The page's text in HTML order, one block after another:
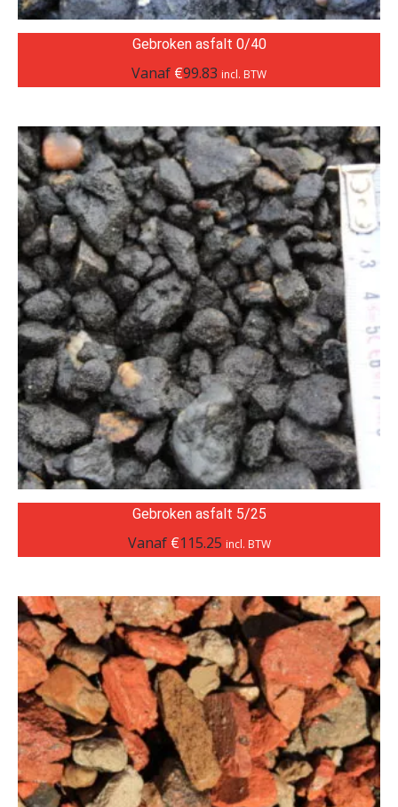
Gebroken asfalt 0/40
Vanaf €99.83 incl. BTW
Gebroken asfalt 5/25
Vanaf €115.25 incl. BTW